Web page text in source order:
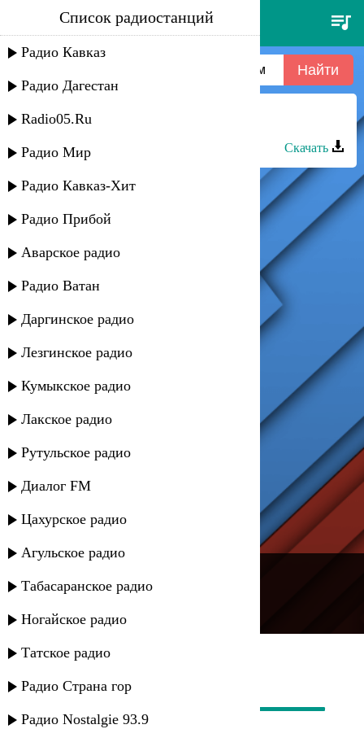
виктория дайнеко - под летним
дождём
Список радиостанций
Радио Кавказ
Радио Дагестан
Radio05.Ru
Радио Мир
Радио Кавказ-Хит
Радио Прибой
Аварское радио
Радио Ватан
Даргинское радио
Лезгинское радио
Кумыкское радио
Лакское радио
Рутульское радио
Диалог FM
Цахурское радио
Агульское радио
Табасаранское радио
Ногайское радио
Татское радио
Радио Страна гор
Радио Nostalgie 93.9
Салихат Омарова - Под дождем
Скачать
---
Русское радио